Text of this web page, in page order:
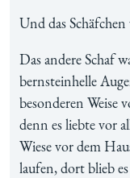
Und das
Das andere Schaf
bernsteinhelle
besonderen Weise
denn es liebte vor
Wiese vor dem
laufen, dort blieb